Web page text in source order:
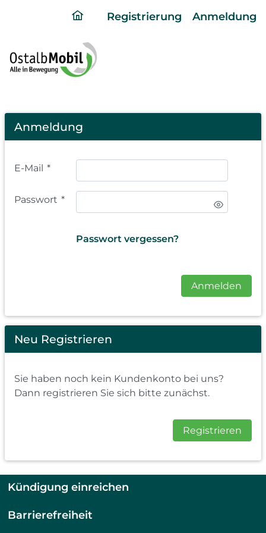
ding
page
Registrierung Anmeldung
Login
Anmeldung
E-Mail *
Passwort *
Passwort vergessen?
Anmelden
Neu Registrieren
Sie haben noch kein Kundenkonto bei uns?
Dann registrieren Sie sich bitte zunächst.
Registrieren
Kündigung einreichen
Barrierefreiheit